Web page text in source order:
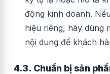
động kinh doanh.
hiệu riêng, hãy dùng
nội dung để khách
4.3. Chuẩn bị sản